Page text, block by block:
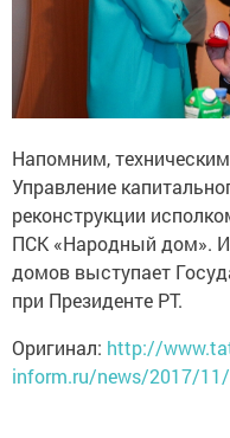
Напомним,
Управление
реконструкции
ПСК «Народный дом».
домов выступает
при Президенте РТ.
Оригинал: http://
inform.ru/news/2017/